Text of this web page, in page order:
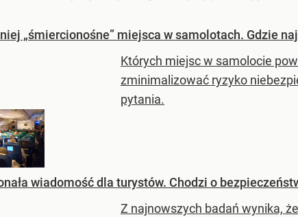
„śmiercionośne” miejsca w samolotach. Gdzie
Których miejsc w samolocie
zminimalizować ryzyko
pytania.
wiadomość dla turystów. Chodzi o
Z najnowszych badań wynika,